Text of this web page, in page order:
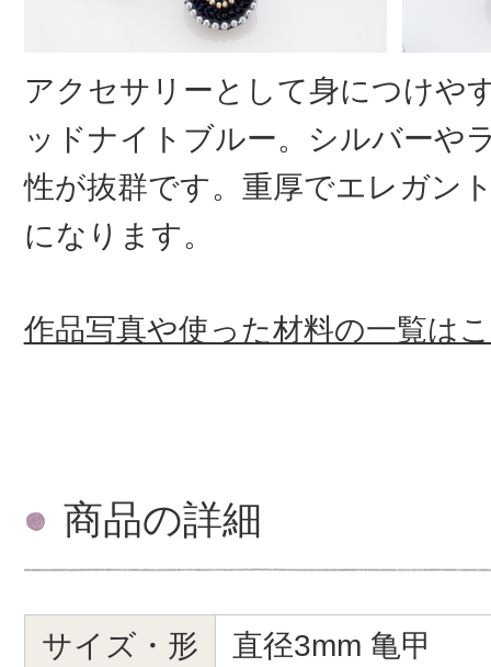
アクセサリーとして身につけや
ッドナイトブルー。シルバーや
性が抜群です。重厚でエレガン
になります。
作品写真や使った材料の一覧は
商品の詳細
サイズ・形 直径3mm 亀甲